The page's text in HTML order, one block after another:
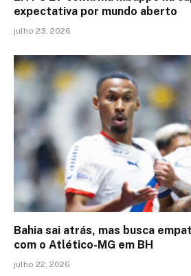
expectativa por mundo aberto
julho 23, 2026
Bahia sai atrás, mas busca
com o Atlético-MG em BH
julho 22, 2026